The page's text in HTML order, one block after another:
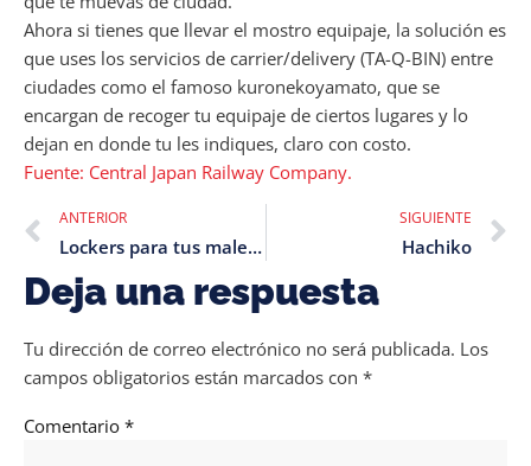
Ahora si tienes que llevar el mostro equipaje, la solución es
que uses los servicios de carrier/delivery (TA-Q-BIN) entre
ciudades como el famoso kuronekoyamato, que se
encargan de recoger tu equipaje de ciertos lugares y lo
dejan en donde tu les indiques, claro con costo.
Fuente: Central Japan Railway Company.
ANTERIOR
Lockers para tus maletas en Japón.
SIGUIENTE
Hachiko
Deja una respuesta
Tu dirección de correo electrónico no será publicada. Los
campos obligatorios están marcados con *
Comentario *